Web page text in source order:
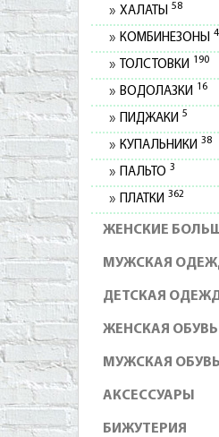
ХАЛАТЫ 58
КОМБИНЕЗОНЫ 4
ТОЛСТОВКИ 190
ВОДОЛАЗКИ 16
ПИДЖАКИ 5
КУПАЛЬНИКИ 38
ПАЛЬТО 3
ПЛАТКИ 362
ЖЕНСКИЕ
МУЖСКАЯ
ДЕТСКАЯ
ЖЕНСКАЯ ОБУВЬ
МУЖСКАЯ ОБУВЬ
АКСЕССУАРЫ
БИЖУТЕРИЯ